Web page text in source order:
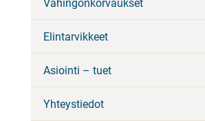
Vahingonkorvaukset
Elintarvikkeet
Asiointi – tuet
Yhteystiedot